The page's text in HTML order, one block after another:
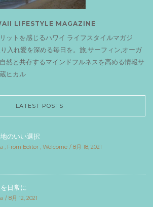
LIFESTYLE MAGAZINE
ットを感じるハワイ ライフスタイルマガジ
入れ愛を深める毎日を。旅,サーフィン,オーガ
然と共存するマインドフルネスを高める情報サ
ヒカル
LATEST POSTS
のいい選択
, From Editor , Welcome 8月 18, 2021
日常に
8月 12, 2021